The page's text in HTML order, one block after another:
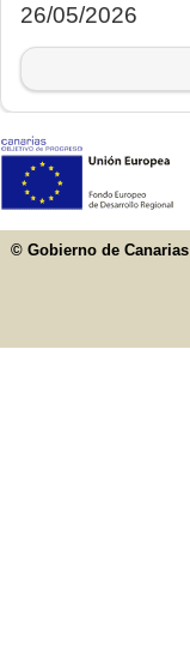
26/05/2026
© Gobierno de Canarias